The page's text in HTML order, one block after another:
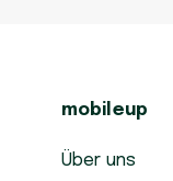
mobileup
Über uns